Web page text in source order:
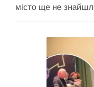
місто ще не
казни міста ще
при цьому деякі
містян …
Поділитися у